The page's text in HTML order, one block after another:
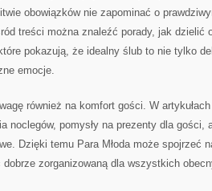
obowiązków nie zapominać o
treści można znaleźć porady, jak dzielić
pokazują, że idealny ślub to nie tylko
emocje.
również na komfort gości. W
noclegów, pomysły na prezenty dla gości,
Dzięki temu Para Młoda może spojrzeć
zorganizowaną dla wszystkich